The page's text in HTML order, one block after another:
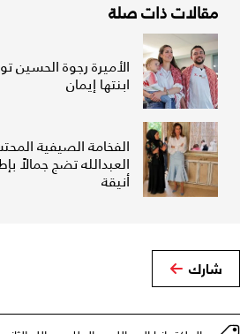
مقالات ذات صلة
الأميرة رجوة الحسين
ابنتها إيمان
الفخامة الصيفية
العبدالله تضج جمالاً
أنيقة
شارك